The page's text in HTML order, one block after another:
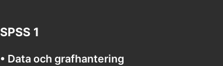
SPSS 1
• Data och grafhantering